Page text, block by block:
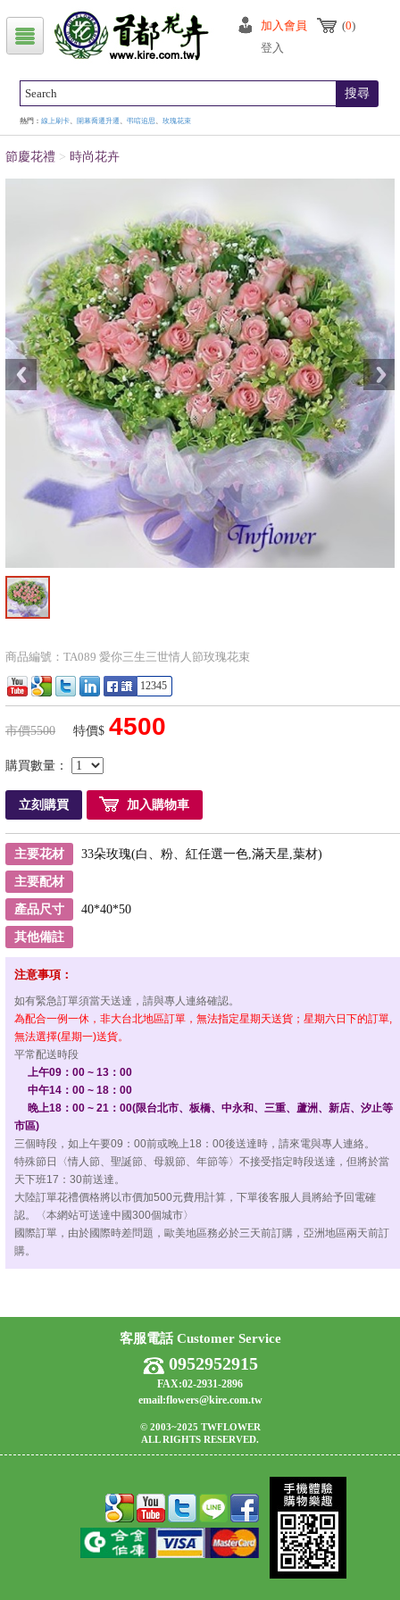
加入會員
登入
(0)
搜尋
熱門：線上刷卡、 開幕喬遷升遷 、弔唁追思、玫瑰花束
節慶花禮 > 時尚花卉
商品編號：TA089 愛你三生三世情人節玫瑰花束
12345
市價5500 特價$ 4500
購買數量：
立刻購買 加入購物車
主要花材 33朵玫瑰(白、粉、紅任選一色,滿天星,葉材)
主要配材
產品尺寸 40*40*50
其他備註
注意事項：
如有緊急訂單須當天送達，請與專人連絡確認。
為配合一例一休，非大台北地區訂單，無法指定星期天送貨；星期六日下的訂單,
無法選擇(星期一)送貨。
平常配送時段
上午09：00 ~ 13：00
中午14：00 ~ 18：00
晚上18：00 ~ 21：00(限台北市、板橋、中永和、三重、蘆洲、新店、汐止等
市區)
三個時段，如上午要09：00前或晚上18：00後送達時，請來電與專人連絡。
特殊節日〈情人節、聖誕節、母親節、年節等〉不接受指定時段送達，但將於當
天下班17：30前送達。
大陸訂單花禮價格將以市價加500元費用計算，下單後客服人員將給予回電確
認。〈本網站可送達中國300個城市〉
國際訂單，由於國際時差問題，歐美地區務必於三天前訂購，亞洲地區兩天前訂
購。
客服電話 Customer Service
0952952915
FAX:02-2931-2896
email:flowers@kire.com.tw
© 2003~2025 TWFLOWER
ALL RIGHTS RESERVED.